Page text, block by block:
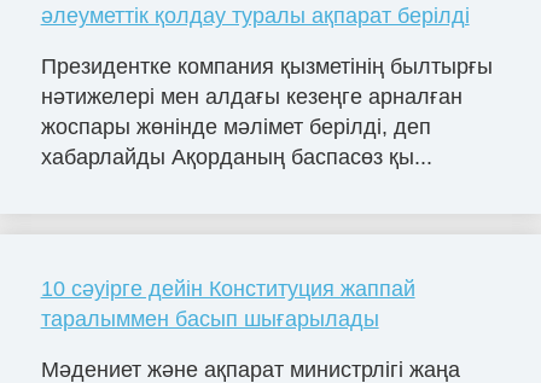
әлеуметтік қолдау туралы ақпарат берілді
Президентке компания қызметінің былтырғы
нәтижелері мен алдағы кезеңге арналған
жоспары жөнінде мәлімет берілді, деп
хабарлайды Ақорданың баспасөз қы...
10 сәуірге дейін Конституция жаппай
таралыммен басып шығарылады
Мәдениет және ақпарат министрлігі жаңа